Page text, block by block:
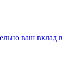
ваш вклад в